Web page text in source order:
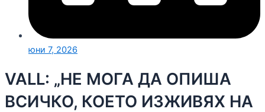
юни 7, 2026
VALL: „НЕ МОГА ДА ОПИША
ВСИЧКО, КОЕТО ИЗЖИВЯХ НА